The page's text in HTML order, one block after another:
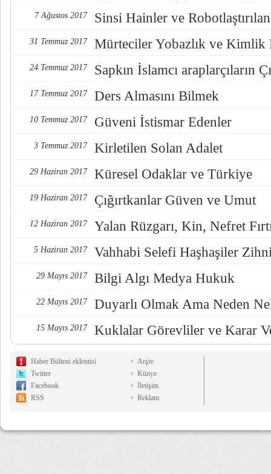
7 Ağustos 2017 Sinsi Hainler ve
31 Temmuz 2017 Mürteciler Yobazlık ve Kimlik
24 Temmuz 2017 Sapkın İslamcı araplarçıların
17 Temmuz 2017 Ders Almasını Bilmek
10 Temmuz 2017 Güveni İstismar Edenler
3 Temmuz 2017 Kirletilen Solan Adalet
29 Haziran 2017 Küresel Odaklar ve Türkiye
19 Haziran 2017 Çığırtkanlar Güven ve Umut
12 Haziran 2017 Yalan Rüzgarı, Kin, Nefret
5 Haziran 2017 Vahhabi Selefi Haşhaşiler
29 Mayıs 2017 Bilgi Algı Medya Hukuk
22 Mayıs 2017 Duyarlı Olmak Ama Neden
15 Mayıs 2017 Kuklalar Görevliler ve Karar
Haber Bülteni eklentisi
Twitter
Facebook
RSS
Arşiv
Künye
İletişim
Reklam